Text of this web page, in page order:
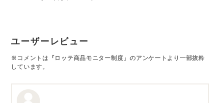
ユーザーレビュー
※コメントは『ロッテ商品モニター制度」のアンケートより一部抜粋
しています。